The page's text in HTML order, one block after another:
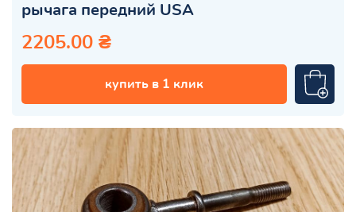
рычага передний USA
2205.00 ₴
купить в 1 клик